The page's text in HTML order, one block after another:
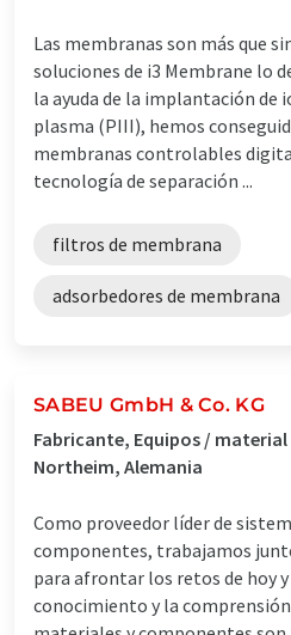
Las membranas son más que
soluciones de i3 Membrane lo
la ayuda de la implantación de
plasma (PIII), hemos
membranas controlables
tecnología de separación ...
filtros de membrana
adsorbedores de membrana
SABEU GmbH & Co. KG
Fabricante, Equipos /
Northeim, Alemania
Como proveedor líder de
componentes, trabajamos
para afrontar los retos de hoy y
conocimiento y la